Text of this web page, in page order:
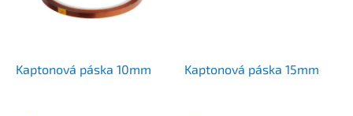
Kaptonová páska 10mm Kaptonová páska 15mm